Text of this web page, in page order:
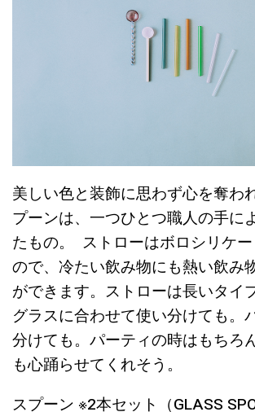
美しい色と装飾に思わず心を奪わ
プーンは、一つひとつ職人の手に
たもの。 ストローはボロシリケ
ので、冷たい飲み物にも熱い飲み
ができます。ストローは長いタイ
グラスに合わせて使い分けても。
分けても。パーティの時はもちろ
も心踊らせてくれそう。
スプーン ※2本セット（GLASS